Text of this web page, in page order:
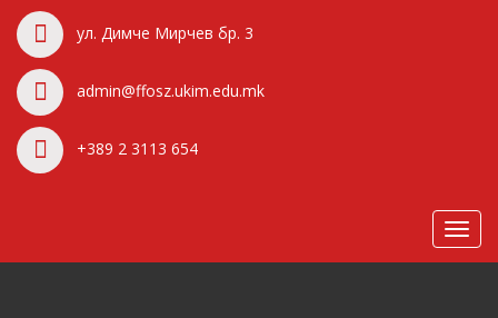
ул. Димче Мирчев бр. 3
admin@ffosz.ukim.edu.mk
+389 2 3113 654